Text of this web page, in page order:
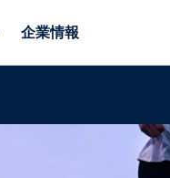
企業情報